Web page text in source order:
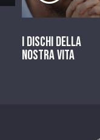
I dischi della
nostra vita